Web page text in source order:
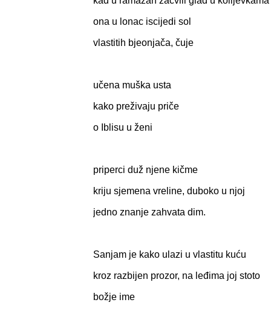
ona u lonac iscijedi sol
vlastitih bjeonjača, čuje
učena muška usta
kako preživaju priče
o Iblisu u ženi
priperci duž njene kičme
kriju sjemena vreline, duboko u njoj
jedno znanje zahvata dim.
Sanjam je kako ulazi u vlastitu kuću
kroz razbijen prozor, na leđima joj stoto
božje ime